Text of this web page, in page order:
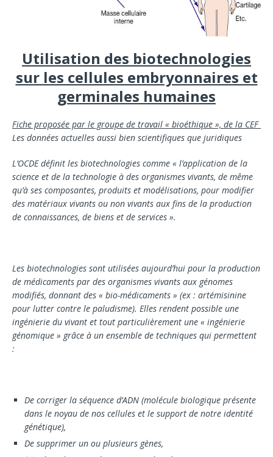
Utilisation des biotechnologies
sur les cellules embryonnaires et
germinales humaines
Fiche proposée par le groupe de travail « bioéthique », de la CEF
Les données actuelles aussi bien scientifiques que juridiques
L’OCDE définit les biotechnologies comme « l’appli­cation de la
science et de la technologie à des or­ganismes vivants, de même
qu’à ses composantes, produits et modélisations, pour modifier
des maté­riaux vivants ou non vivants aux fins de la produc­tion
de connaissances, de biens et de services ».
Les biotechnologies sont utilisées aujourd’hui pour la production
de médicaments par des or­ganismes vivants aux génomes
modifiés, donnant des « bio-médicaments » (ex : artémisinine
pour lutter contre le paludisme). Elles rendent possible une
ingénierie du vivant et tout particulièrement une « ingénierie
génomique » grâce à un ensemble de techniques qui permettent
:
De corriger la séquence d’ADN (molécule bio­logique présente
dans le noyau de nos cellules et le support de notre identité
génétique),
De supprimer un ou plusieurs gènes,